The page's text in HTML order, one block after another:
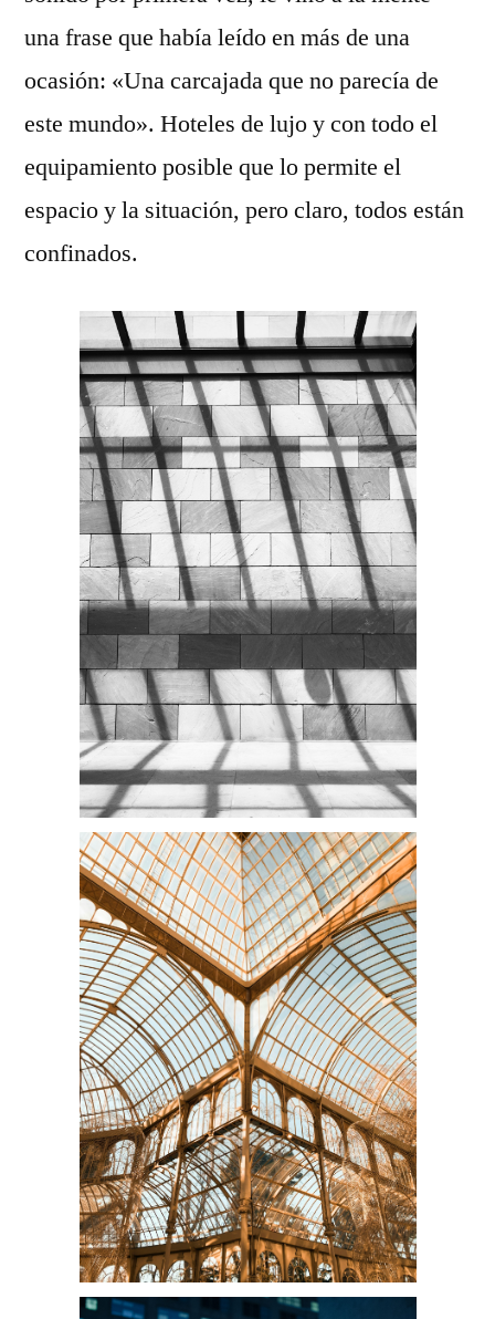
una frase que había leído en más de una
ocasión: «Una carcajada que no parecía de
este mundo». Hoteles de lujo y con todo el
equipamiento posible que lo permite el
espacio y la situación, pero claro, todos están
confinados.